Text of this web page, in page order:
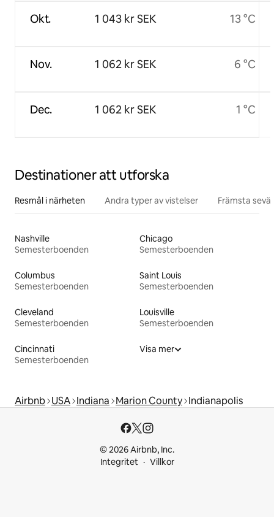
Okt.
Nov.
Dec.
1 043 kr SEK
1 062 kr SEK
1 062 kr SEK
13 °C
6 °C
1 °C
Destinationer att utforska
Resmål i närheten Andra typer av vistelser Främsta
Nashville
Semesterboenden
Chicago
Semesterboenden
Columbus
Semesterboenden
Saint Louis
Semesterboenden
Cleveland
Semesterboenden
Louisville
Semesterboenden
Cincinnati
Semesterboenden
Visa mer
Airbnb USA Indiana Marion County Indianapolis
© 2026 Airbnb, Inc.
Integritet
Villkor